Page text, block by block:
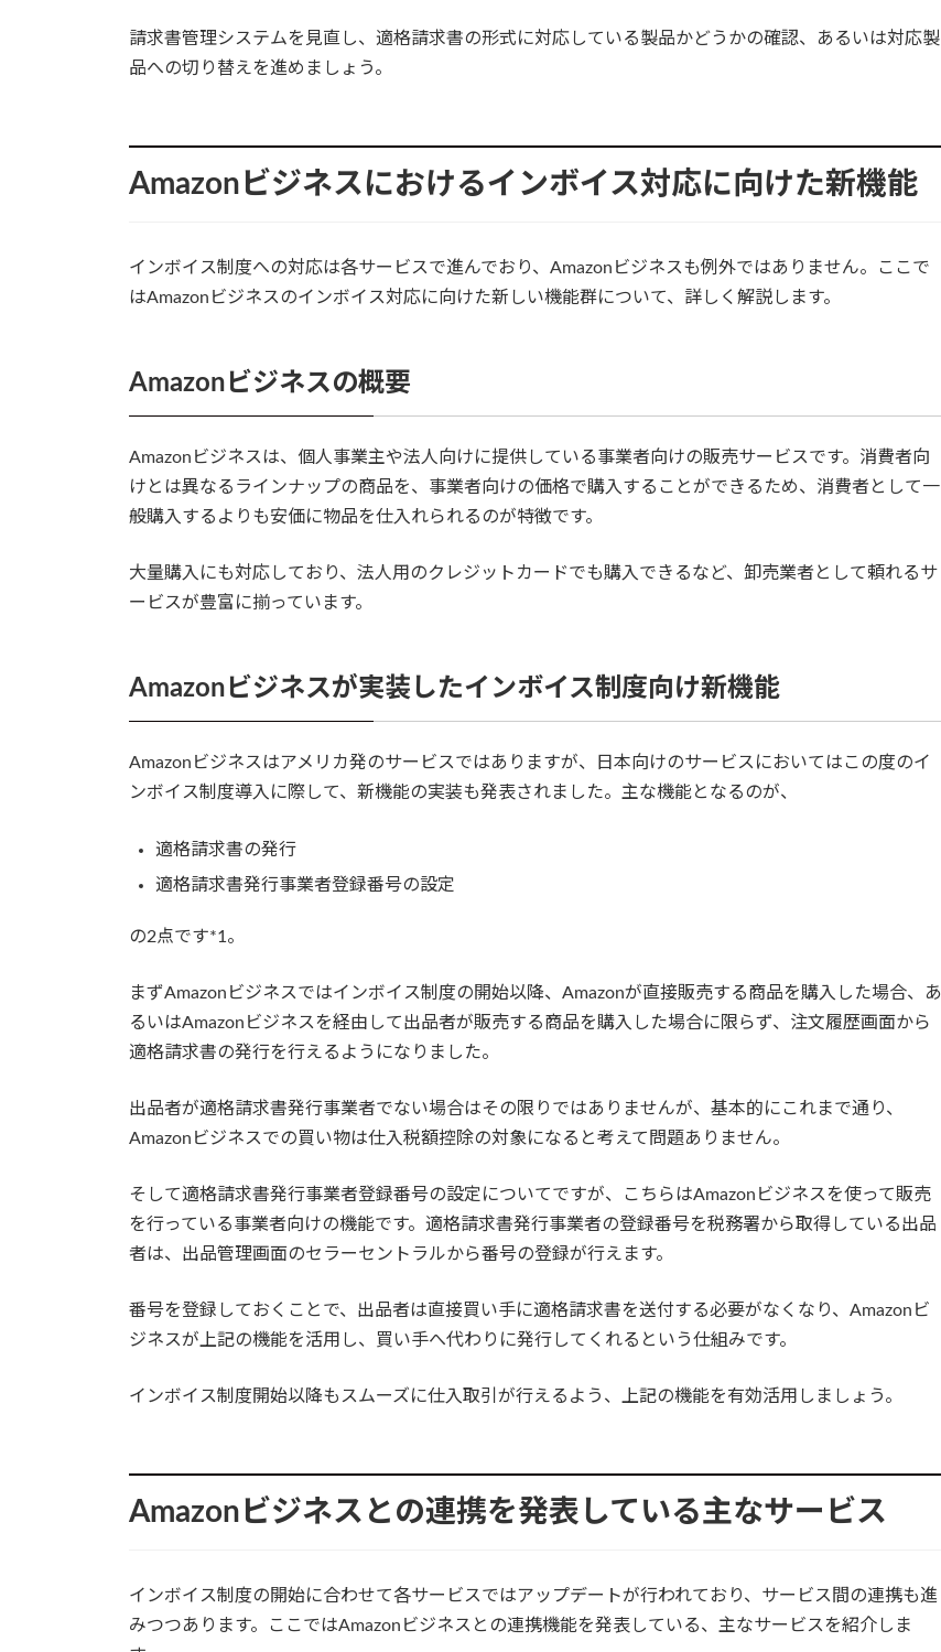
請求書管理システムを見直し、適格請求書の形式に対応している製品かどうかの確認、あるいは対応製
品への切り替えを進めましょう。
Amazonビジネスにおけるインボイス対応に向けた新機能
インボイス制度への対応は各サービスで進んでおり、Amazonビジネスも例外ではありません。ここで
はAmazonビジネスのインボイス対応に向けた新しい機能群について、詳しく解説します。
Amazonビジネスの概要
Amazonビジネスは、個人事業主や法人向けに提供している事業者向けの販売サービスです。消費者向
けとは異なるラインナップの商品を、事業者向けの価格で購入することができるため、消費者として一
般購入するよりも安価に物品を仕入れられるのが特徴です。
大量購入にも対応しており、法人用のクレジットカードでも購入できるなど、卸売業者として頼れるサ
ービスが豊富に揃っています。
Amazonビジネスが実装したインボイス制度向け新機能
Amazonビジネスはアメリカ発のサービスではありますが、日本向けのサービスにおいてはこの度のイ
ンボイス制度導入に際して、新機能の実装も発表されました。主な機能となるのが、
適格請求書の発行
適格請求書発行事業者登録番号の設定
の2点です*1。
まずAmazonビジネスではインボイス制度の開始以降、Amazonが直接販売する商品を購入した場合、あ
るいはAmazonビジネスを経由して出品者が販売する商品を購入した場合に限らず、注文履歴画面から
適格請求書の発行を行えるようになりました。
出品者が適格請求書発行事業者でない場合はその限りではありませんが、基本的にこれまで通り、
Amazonビジネスでの買い物は仕入税額控除の対象になると考えて問題ありません。
そして適格請求書発行事業者登録番号の設定についてですが、こちらはAmazonビジネスを使って販売
を行っている事業者向けの機能です。適格請求書発行事業者の登録番号を税務署から取得している出品
者は、出品管理画面のセラーセントラルから番号の登録が行えます。
番号を登録しておくことで、出品者は直接買い手に適格請求書を送付する必要がなくなり、Amazonビ
ジネスが上記の機能を活用し、買い手へ代わりに発行してくれるという仕組みです。
インボイス制度開始以降もスムーズに仕入取引が行えるよう、上記の機能を有効活用しましょう。
Amazonビジネスとの連携を発表している主なサービス
インボイス制度の開始に合わせて各サービスではアップデートが行われており、サービス間の連携も進
みつつあります。ここではAmazonビジネスとの連携機能を発表している、主なサービスを紹介しま